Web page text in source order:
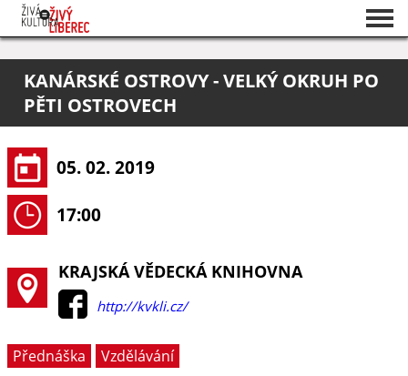
O projektu
Pořadatelé
KANÁRSKÉ OSTROVY - VELKÝ OKRUH PO
PĚTI OSTROVECH
05. 02. 2019
17:00
KRAJSKÁ VĚDECKÁ KNIHOVNA
http://kvkli.cz/
Přednáška
Vzdělávání